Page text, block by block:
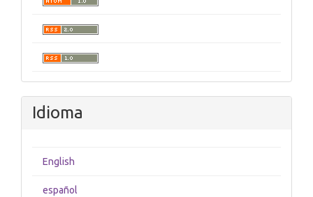
Idioma
English
español